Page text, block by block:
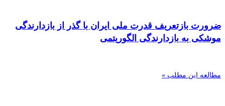
ضرورت بازتعریف قدرت ملی ایران با گذر از بازدارندگی
موشکی به بازدارندگی الگوریتمی
مطالعه این مطلب »